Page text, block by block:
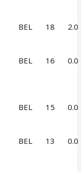
BEL 18 2.0
BEL 16 0.0
BEL 15 0.0
BEL 13 0.0